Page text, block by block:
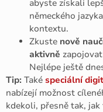
abyste získali
německého
kontextu.
Zkuste nově
aktivně
Nejlépe ještě
Tip: Také speciální
nabízejí možnost
kdekoli, přesně tak,